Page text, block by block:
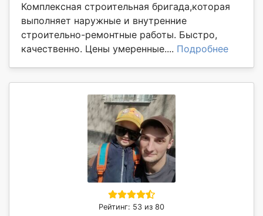
Комплексная строительная бригада,которая
выполняет наружные и внутренние
строительно-ремонтные работы. Быстро,
качественно. Цены умеренные.... Подробнее
Рейтинг: 53 из 80